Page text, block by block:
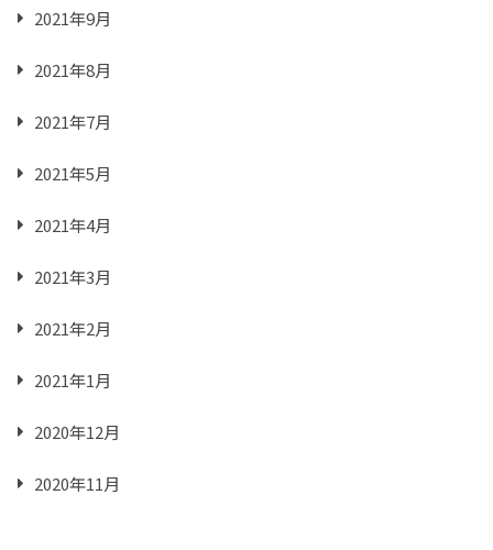
2021年9月
2021年8月
2021年7月
2021年5月
2021年4月
2021年3月
2021年2月
2021年1月
2020年12月
2020年11月